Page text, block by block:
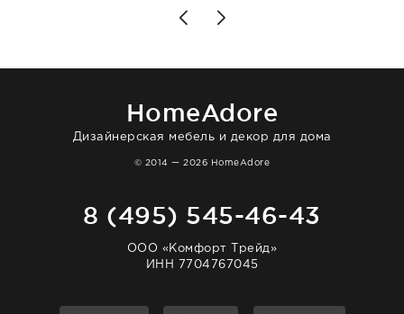
Позже заказывала остальные приборы -
доставили сдэком на следующий день к
отвечает очень быстро. Взаимодействием
HomeAdore
Дизайнерская мебель и декор для дома
© 2014 — 2026 HomeAdore
8 (495) 545-46-43
ООО «Комфорт Трейд»
ИНН 7704767045